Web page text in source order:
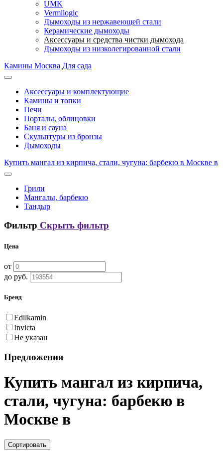
UMK
Vermilogic
Дымоходы из нержавеющей стали
Керамические дымоходы
Аксессуары и средства чистки дымохода
Дымоходы из низколегированной стали
Камины Москва Для сада
Аксессуары и комплектующие
Камины и топки
Печи
Порталы, облицовки
Баня и сауна
Скульптуры из бронзы
Дымоходы
Купить мангал из кирпича, стали, чугуна: барбекю в Москве в
Грили
Мангалы, барбекю
Тандыр
Фильтр Скрыть фильтр
Цена
от
до руб.
Бренд
Edilkamin
Invicta
Не указан
Предложения
Купить мангал из кирпича,
стали, чугуна: барбекю в
Москве в
Сортировать